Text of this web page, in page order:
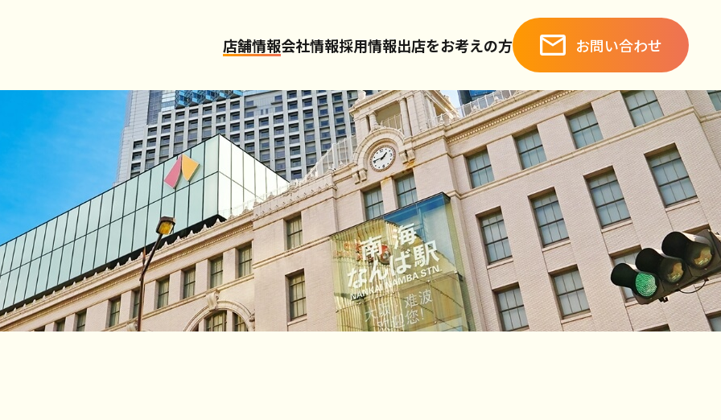
店舗情報会社情報採用情報出店をお考えの方 お問い合わせ